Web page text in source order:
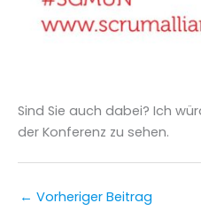
Sind Sie auch dabei? Ich
der Konferenz zu sehen.
← Vorheriger Beitrag